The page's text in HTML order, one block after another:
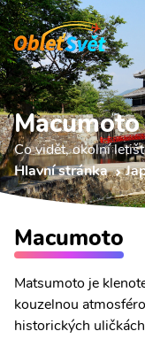
Co vidět, okolní
Hlavní stránka
Macumoto
Matsumoto je
kouzelnou
historických